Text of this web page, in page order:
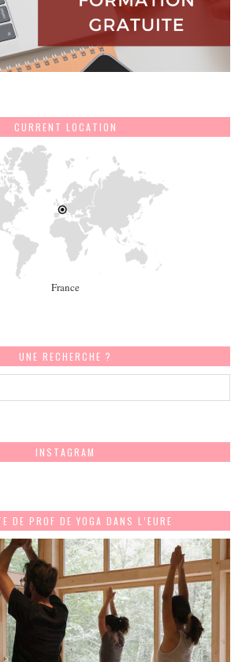
CURRENT LOCATION
France
UNE RECHERCHE ?
INSTAGRAM
DE PROF DE YOGA DANS L’EURE